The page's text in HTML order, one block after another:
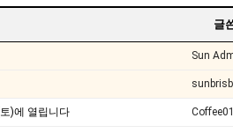
글
Sun
)에 열립니다 Coffee01